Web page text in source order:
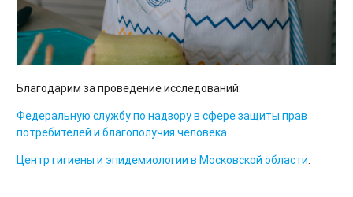
Благодарим за проведение исследований:
Федеральную службу по надзору в сфере защиты прав
потребителей и благополучия человека
Центр гигиены и эпидемиологии в Московской области